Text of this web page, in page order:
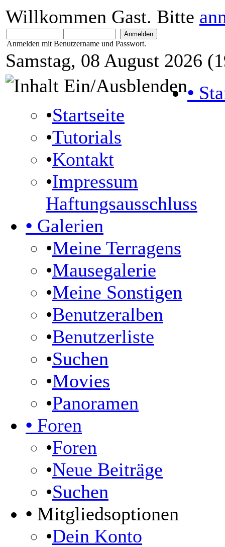
Willkommen Gast. Bitte
Anmelden mit Benutzername und Passwort.
Samstag, 08 August 2026
•
•Startseite
•Tutorials
•Kontakt
•Impressum
Haftungsausschluss
• Galerien
•Meine Terragens
•Mausegalerie
•Meine Sonstigen
•Benutzeralben
•Benutzerliste
•Suchen
•Movies
•Panoramen
• Foren
•Foren
•Neue Beiträge
•Suchen
• Mitgliedsoptionen
•Dein Konto